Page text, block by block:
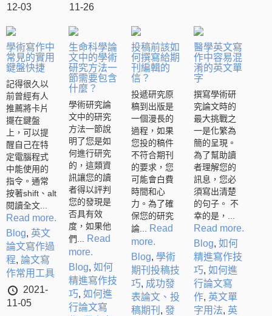
12-03
11-26
學術寫作中
常見的實用
鍵盤快捷
記得很久以
前曾經有人
推薦將卡片
擺在鍵盤
上，可以提
醒自己在特
定電腦程式
中能使用的
指令。通常
按著shift、alt
閱讀全文...
Read more.
Blog, 英文
論文寫作過
程, 論文寫
作常用工具
2021-
11-05
生命科學論
文中的學術
研究方法一
節需要包含
什麼？
學術研究論
文中的研究
方法一節說
明了您是如
何進行研究
的，這類資
訊讓您的讀
者得以評判
您的發現是
否具有效
度，如果他
們...
Read
more.
Blog,如何
精進寫作技
巧,如何進
行論文寫
投稿前該如
何撰寫給期
刊編輯的
信？
投遞研究原
稿到出版是
一個漫長的
過程，如果
您投的稿件
不符合期刊
的要求，您
可能會白費
時間和心
力。為了確
保您的研究
論...
Read
more.
Blog,學術
期刊投稿技
巧, 成功發
表論文、投
稿期刊 ,發
醫學英文寫
作中容易混
淆的英文單
字
撰寫學術研
究論文時的
最大挑戰之
一是化繁為
簡的呈現。
為了幫助讀
者理解您的
訊息，您必
須寫出清楚
的句子。 不
幸的是，...
Read more.
Blog,如何
精進寫作技
巧,如何進
行論文寫
作,英文單
字用法,英